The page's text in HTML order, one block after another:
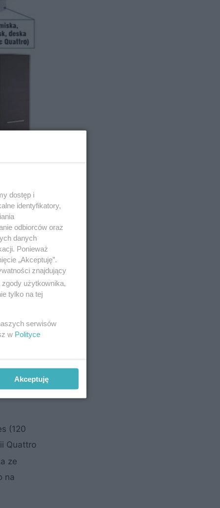
(120
Quattro
ze
na
dostęp i
identyfikatory,
odbiorców oraz
danych
Ponieważ
„Akceptuję”.
znajdujący
użytkownika,
tylko na tej
serwisów
w Polityce
Akceptuję